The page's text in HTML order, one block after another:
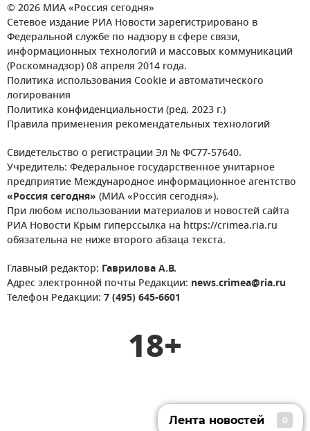
© 2026 МИА «Россия сегодня»
Сетевое издание РИА Новости зарегистрировано в
Федеральной службе по надзору в сфере связи,
информационных технологий и массовых коммуникаций
(Роскомнадзор) 08 апреля 2014 года.
Политика использования Cookie и автоматического
логирования
Политика конфиденциальности (ред. 2023 г.)
Правила применения рекомендательных технологий
Свидетельство о регистрации Эл № ФС77-57640.
Учредитель: Федеральное государственное унитарное
предприятие Международное информационное агентство
«Россия сегодня» (МИА «Россия сегодня»).
При любом использовании материалов и новостей сайта
РИА Новости Крым гиперссылка на https://crimea.ria.ru
обязательна не ниже второго абзаца текста.
Главный редактор: Гаврилова А.В.
Адрес электронной почты Редакции: news.crimea@ria.ru
Телефон Редакции: 7 (495) 645-6601
18+
Лента новостей 0